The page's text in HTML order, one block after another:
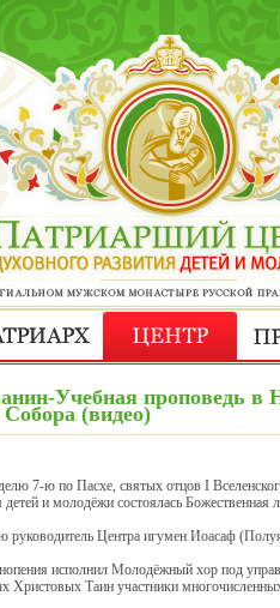
Учебная проповедь в
Собора (видео)
7-ю по Пасхе, святых отцов I
детей и молодёжи состоялась
руководитель Центра игумен Иоасаф
исполнил Молодёжный хор под
Христовых Таин участники